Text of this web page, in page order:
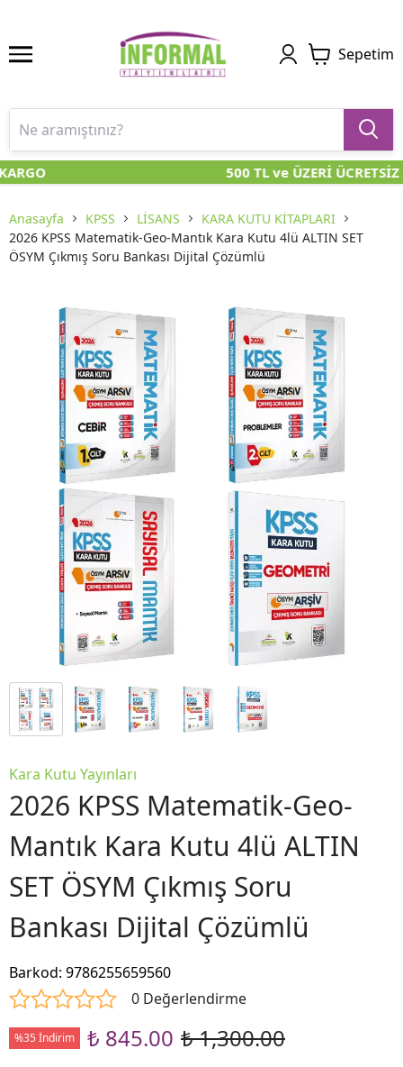
Sepetim
500 TL ve ÜZERİ ÜCRETSİZ
Anasayfa KPSS LİSANS
KARA KUTU KİTAPLARI
2026 KPSS Matematik-Geo-Mantık Kara Kutu 4lü ALTIN SET
ÖSYM Çıkmış Soru Bankası Dijital Çözümlü
Kara Kutu Yayınları
2026 KPSS Matematik-Geo-
Mantık Kara Kutu 4lü ALTIN
SET ÖSYM Çıkmış Soru
Bankası Dijital Çözümlü
Barkod: 9786255659560
0 Değerlendirme
%35 İndirim ₺ 845.00 ₺ 1,300.00